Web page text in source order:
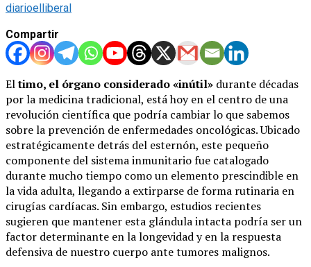
diarioelliberal
Compartir
Eltimo, el órgano considerado «inútil» durante décadas
por la medicina tradicional, está hoy en el centro de una
revolución científica que podría cambiar lo que sabemos
sobre la prevención de enfermedades oncológicas. Ubicado
estratégicamente detrás del esternón, este pequeño
componente del sistema inmunitario fue catalogado
durante mucho tiempo como un elemento prescindible en
la vida adulta, llegando a extirparse de forma rutinaria en
cirugías cardíacas. Sin embargo, estudios recientes
sugieren que mantener esta glándula intacta podría ser un
factor determinante en la longevidad y en la respuesta
defensiva de nuestro cuerpo ante tumores malignos.